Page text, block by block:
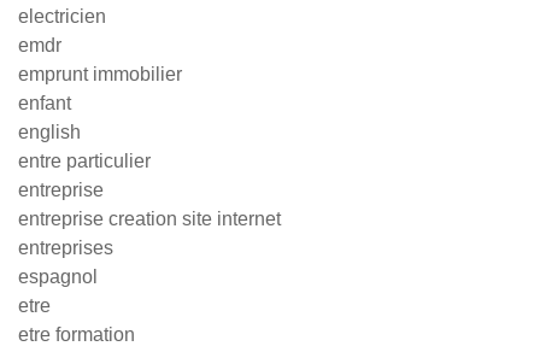
electricien
emdr
emprunt immobilier
enfant
english
entre particulier
entreprise
entreprise creation site internet
entreprises
espagnol
etre
etre formation